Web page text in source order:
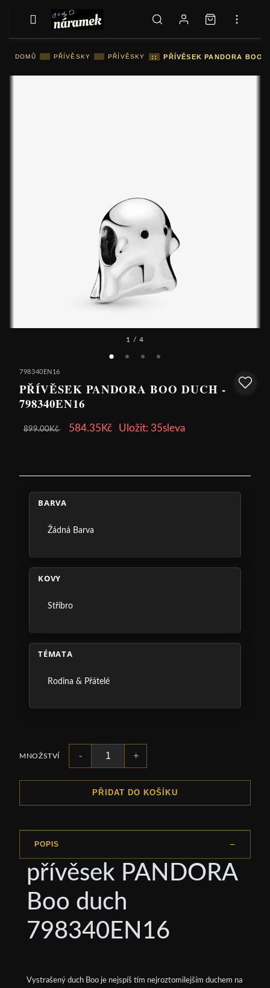
DOMŮ :: PŘÍVĚSKY :: PŘÍVĚSKY :: PŘÍVĚSEK PANDORA BOO
1 / 4
798340EN16
PŘÍVĚSEK PANDORA BOO DUCH -
798340EN16
899.00Kč 584.35Kč Uložit: 35sleva
BARVA
Žádná Barva
KOVY
Stříbro
TÉMATA
Rodina & Přátelé
MNOŽSTVÍ - +
PŘIDAT DO KOŠÍKU
POPIS
přívěsek PANDORA
Boo duch
798340EN16
Vystrašený duch Boo je nejspíš tím nejroztomilejším duchem na